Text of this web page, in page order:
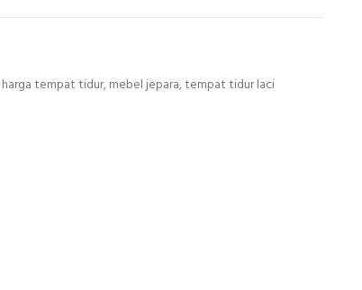
harga tempat tidur,mebel jepara,tempat tidur laci